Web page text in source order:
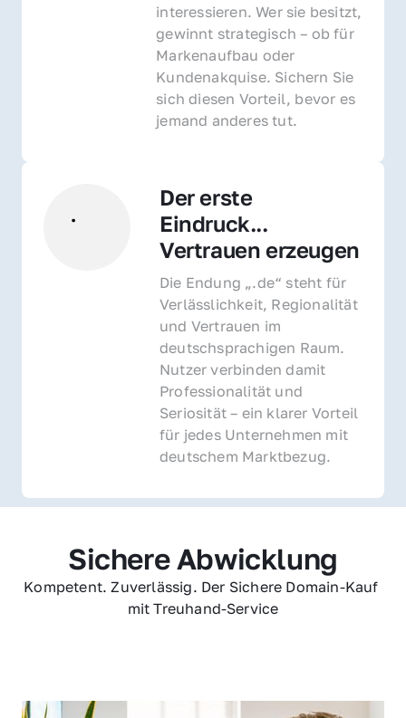
interessieren. Wer sie besitzt,
gewinnt strategisch – ob für
Markenaufbau oder
Kundenakquise. Sichern Sie
sich diesen Vorteil, bevor es
jemand anderes tut.
Der erste
Eindruck...
Vertrauen erzeugen
Die Endung „.de“ steht für
Verlässlichkeit, Regionalität
und Vertrauen im
deutschsprachigen Raum.
Nutzer verbinden damit
Professionalität und
Seriosität – ein klarer Vorteil
für jedes Unternehmen mit
deutschem Marktbezug.
Sichere Abwicklung
Kompetent. Zuverlässig. Der Sichere Domain-Kauf
mit Treuhand-Service